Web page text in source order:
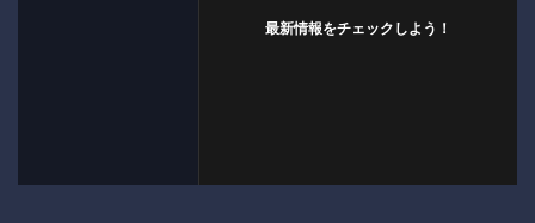
最新情報をチェックしよう！